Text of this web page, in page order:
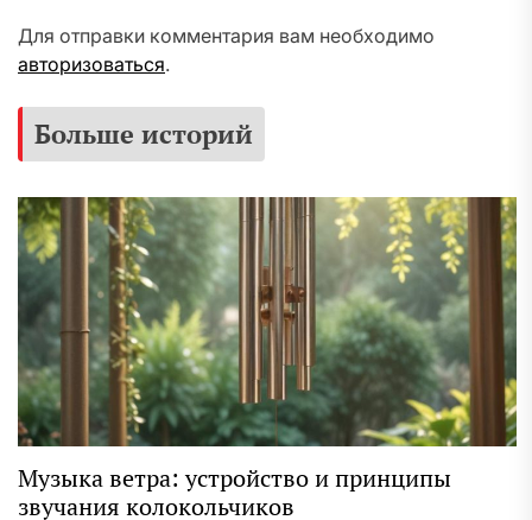
Для отправки комментария вам необходимо
авторизоваться.
Больше историй
Музыка ветра: устройство и принципы
звучания колокольчиков